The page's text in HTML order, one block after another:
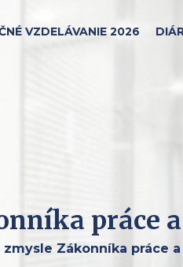
VZDELÁVANIE 2026
práce a
Zákonníka práce a